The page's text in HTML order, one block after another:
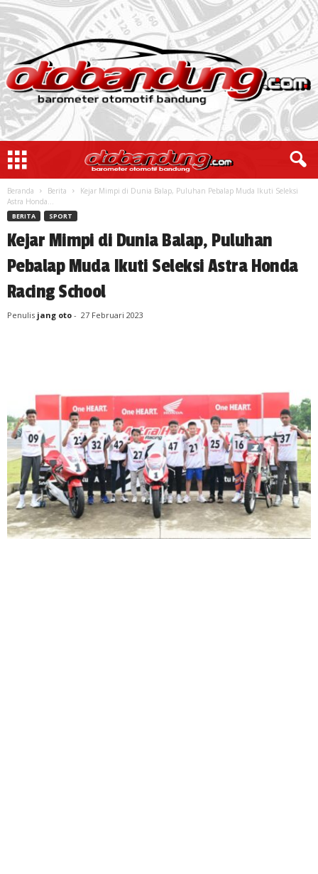
Beranda Berita
Kejar Mimpi di Dunia Balap, Puluhan Pebalap Muda Ikuti Seleksi
Astra Honda...
BERITA SPORT
Kejar Mimpi di Dunia Balap, Puluhan
Pebalap Muda Ikuti Seleksi Astra Honda
Racing School
Penulis jang oto - 27 Februari 2023